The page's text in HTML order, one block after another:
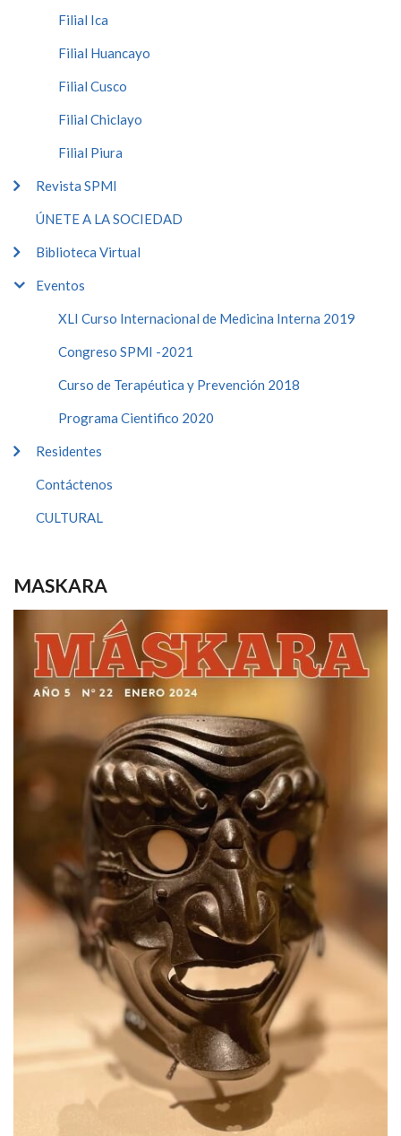
Filial Ica
Filial Huancayo
Filial Cusco
Filial Chiclayo
Filial Piura
Revista SPMI
ÚNETE A LA SOCIEDAD
Biblioteca Virtual
Eventos
XLI Curso Internacional de Medicina Interna 2019
Congreso SPMI -2021
Curso de Terapéutica y Prevención 2018
Programa Cientifico 2020
Residentes
Contáctenos
CULTURAL
MASKARA